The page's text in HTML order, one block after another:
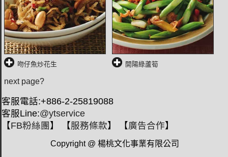
吻仔魚炒花生 開陽綠蘆筍
next page?
客服電話:+886-2-25819088
客服Line:@ytservice
【FB粉絲團 】 【服務條款】 【廣告合作】
Copyright @ 楊桃文化事業有限公司